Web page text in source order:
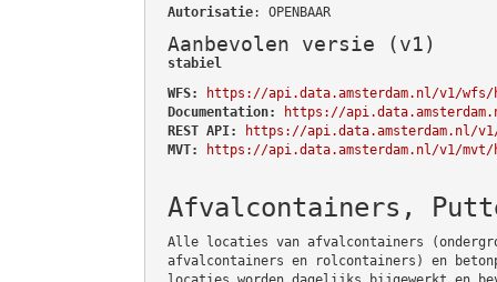
Autorisatie: OPENBAAR
Aanbevolen versie (v1)
stabiel
WFS:
https://api.data.amsterdam.nl/v1/wfs/
Documentation:
https://
REST API:
https://api.data.amsterdam.nl/
MVT:
https://api.data.amsterdam.nl/v1/mvt/
Afvalcontainers,
Alle locaties van afvalcontainers
afvalcontainers en rolcontainers) en